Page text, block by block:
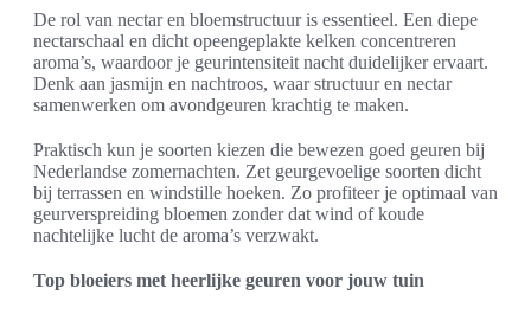
De rol van nectar en bloemstructuur is essentieel. Een diepe
nectarschaal en dicht opeengeplakte kelken concentreren
aroma’s, waardoor je geurintensiteit nacht duidelijker ervaart.
Denk aan jasmijn en nachtroos, waar structuur en nectar
samenwerken om avondgeuren krachtig te maken.
Praktisch kun je soorten kiezen die bewezen goed geuren bij
Nederlandse zomernachten. Zet geurgevoelige soorten dicht
bij terrassen en windstille hoeken. Zo profiteer je optimaal van
geurverspreiding bloemen zonder dat wind of koude
nachtelijke lucht de aroma’s verzwakt.
Top bloeiers met heerlijke geuren voor jouw tuin